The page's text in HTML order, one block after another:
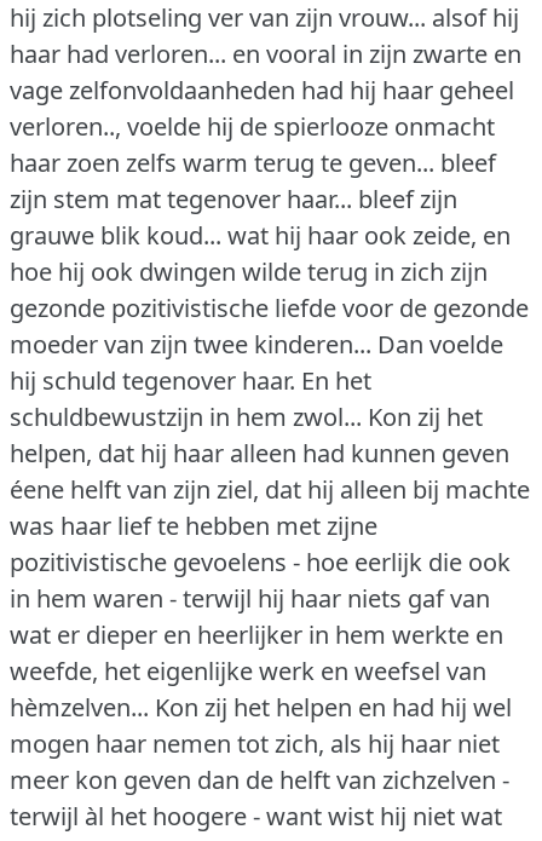
hij zich plotseling ver van zijn vrouw... alsof hij
haar had verloren... en vooral in zijn zwarte en
vage zelfonvoldaanheden had hij haar geheel
verloren.., voelde hij de spierlooze onmacht
haar zoen zelfs warm terug te geven... bleef
zijn stem mat tegenover haar... bleef zijn
grauwe blik koud... wat hij haar ook zeide, en
hoe hij ook dwingen wilde terug in zich zijn
gezonde pozitivistische liefde voor de gezonde
moeder van zijn twee kinderen... Dan voelde
hij schuld tegenover haar. En het
schuldbewustzijn in hem zwol... Kon zij het
helpen, dat hij haar alleen had kunnen geven
éene helft van zijn ziel, dat hij alleen bij machte
was haar lief te hebben met zijne
pozitivistische gevoelens - hoe eerlijk die ook
in hem waren - terwijl hij haar niets gaf van
wat er dieper en heerlijker in hem werkte en
weefde, het eigenlijke werk en weefsel van
hèmzelven... Kon zij het helpen en had hij wel
mogen haar nemen tot zich, als hij haar niet
meer kon geven dan de helft van zichzelven -
terwijl àl het hoogere - want wist hij niet wat